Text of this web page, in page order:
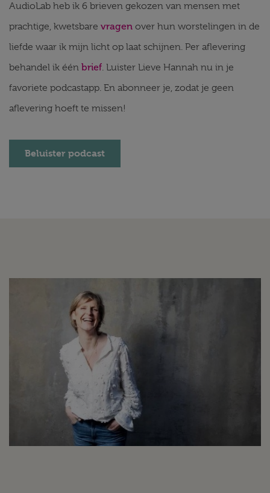
AudioLab heb ik 6 brieven gekozen van mensen met
prachtige, kwetsbare vragen over hun worstelingen in de
liefde waar ik mijn licht op laat schijnen. Per aflevering
behandel ik één brief. Luister Lieve Hannah nu in je
favoriete podcastapp. En abonneer je, zodat je geen
aflevering hoeft te missen!
Beluister podcast